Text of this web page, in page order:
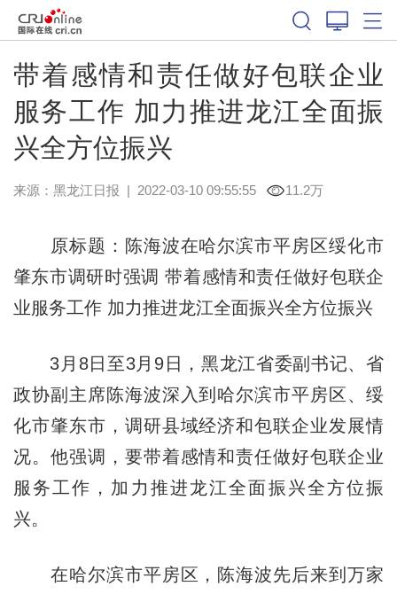
带着感情和责任做好包联企业
服务工作 加力推进龙江全面振
兴全方位振兴
来源： 黑龙江日报 | 2022-03-10 09:55:55 11.2万
原标题：陈海波在哈尔滨市平房区绥化市
肇东市调研时强调 带着感情和责任做好包联企
业服务工作 加力推进龙江全面振兴全方位振兴
3月8日至3月9日，黑龙江省委副书记、省
政协副主席陈海波深入到哈尔滨市平房区、绥
化市肇东市，调研县域经济和包联企业发展情
况。他强调，要带着感情和责任做好包联企业
服务工作，加力推进龙江全面振兴全方位振
兴。
在哈尔滨市平房区，陈海波先后来到万家